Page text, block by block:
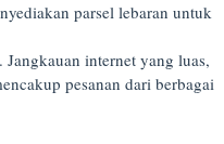
parsel lebaran untuk
internet yang luas,
pesanan dari berbagai